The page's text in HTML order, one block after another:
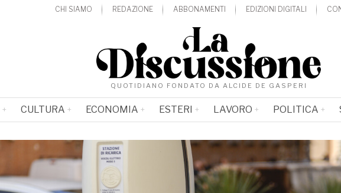
CHI SIAMO REDAZIONE ABBONAMENTI EDIZIONI DIGITALI
QUOTIDIANO FONDATO DA ALCIDE DE GASPERI
CULTURA ECONOMIA ESTERI LAVORO POLITICA